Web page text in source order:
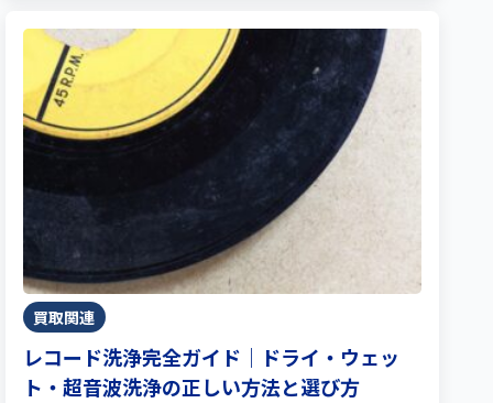
買取関連
レコード洗浄完全ガイド｜ドライ・ウェッ
ト・超音波洗浄の正しい方法と選び方